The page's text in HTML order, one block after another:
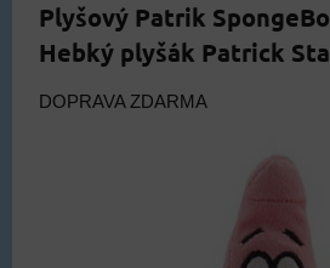
Plyšový Patrik
Hebký plyšák Patrick
DOPRAVA ZDARMA